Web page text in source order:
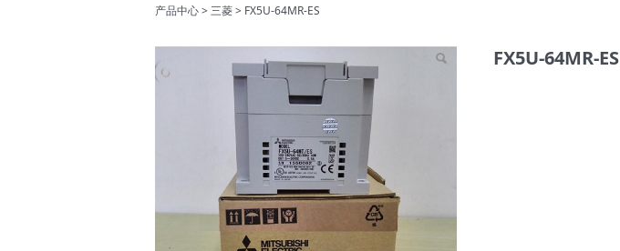
FX5U-64MR-ES
产品中心>三菱> FX5U-64MR-ES
FX5U-64MR-ES